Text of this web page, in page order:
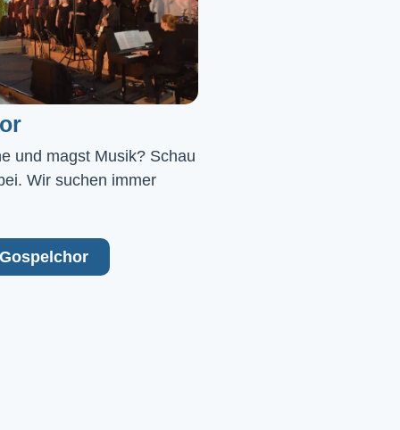
und magst Musik? Schau
Wir suchen immer